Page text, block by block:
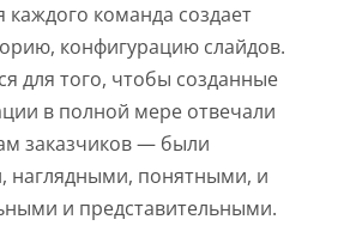
каждого команда создает
конфигурацию слайдов.
для того, чтобы созданные
в полной мере отвечали
заказчиков — были
наглядными, понятными, и
и представительными.